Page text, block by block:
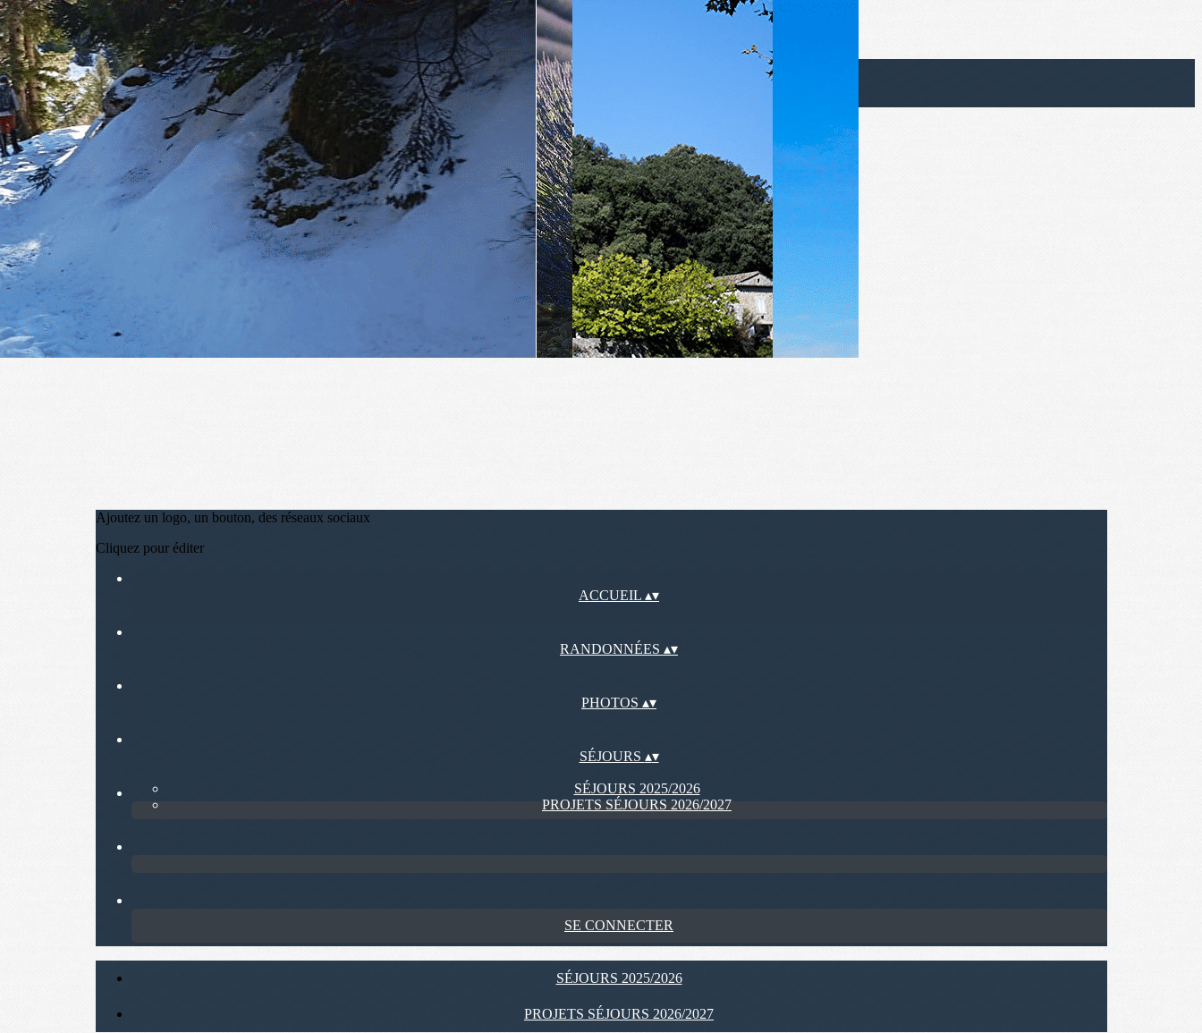
Exporter les lignes sélectionnées
Exporter toutes les colonnes
Exporter uniquement les colonnes affichées
Menu
?>
Images de la page d'accueil
Cliquez pour éditer
Ajoutez un logo, un bouton, des réseaux sociaux
Cliquez pour éditer
ACCUEIL ▴▾
RANDONNÉES ▴▾
PHOTOS ▴▾
SÉJOURS ▴▾
SÉJOURS 2025/2026
PROJETS SÉJOURS 2026/2027
SE CONNECTER
SÉJOURS 2025/2026
PROJETS SÉJOURS 2026/2027